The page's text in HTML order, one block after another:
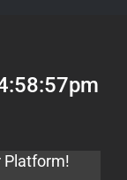
Platform!